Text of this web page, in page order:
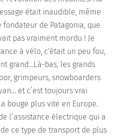
était inaudible, même
fondateur de Patagonia, que
pas vraiment mordu ! Je
à vélo, c'était un peu fou,
grand…Là-bas, les grands
grimpeurs, snowboarders
et c’est toujours vrai
bouge plus vite en Europe.
l’assistance électrique qui a
ce type de transport de plus